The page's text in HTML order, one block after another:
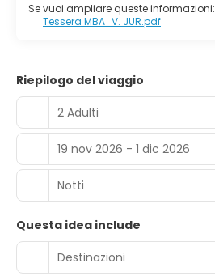
Se vuoi ampliare queste informazioni:
Tessera MBA_V. JUR.pdf
Riepilogo del viaggio
2 Adulti
19 nov 2026 - 1 dic 2026
Notti
Questa idea include
Destinazioni